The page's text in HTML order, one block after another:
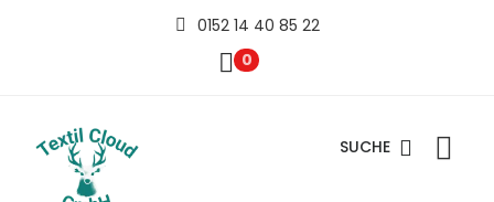
0152 14 40 85 22
0
SUCHE